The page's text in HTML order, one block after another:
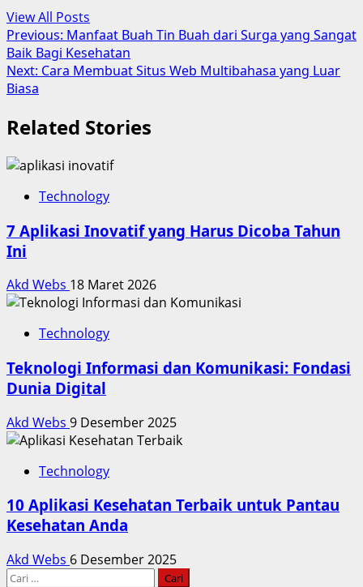
View All Posts
Post
navigation
Previous: Manfaat Buah Tin Buah dari Surga yang Sangat
Baik Bagi Kesehatan
Next: Cara Membuat Situs Web Multibahasa yang Luar
Biasa
Related Stories
Technology
7 Aplikasi Inovatif yang Harus Dicoba Tahun
Ini
Akd Webs 18 Maret 2026
Technology
Teknologi Informasi dan Komunikasi: Fondasi
Dunia Digital
Akd Webs 9 Desember 2025
Technology
10 Aplikasi Kesehatan Terbaik untuk Pantau
Kesehatan Anda
Akd Webs 6 Desember 2025
Cari